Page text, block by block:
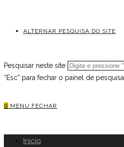
ALTERNAR PESQUISA DO SITE
Pesquisar neste site
“Esc” para fechar o painel de pesquisa.
0 MENU FECHAR
Inicio